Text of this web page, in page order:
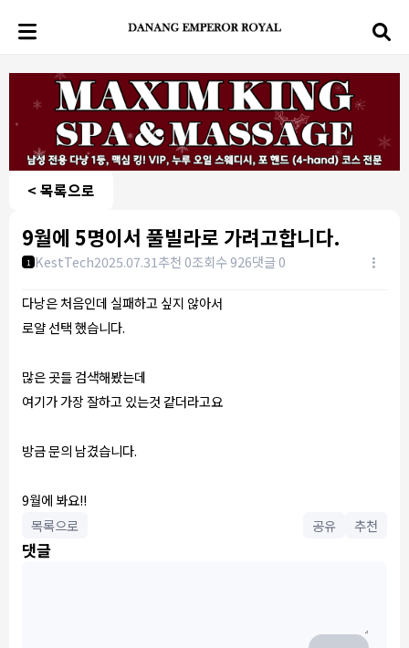
< 목록으로
9월에 5명이서 풀빌라로 가려고합니다.
1 KestTech2025.07.31추천 0조회수 926댓글 0
다낭은 처음인데 실패하고 싶지 않아서
로얄 선택 했습니다.
많은 곳들 검색해봤는데
여기가 가장 잘하고 있는것 같더라고요
방금 문의 남겼습니다.
9월에 봐요!!
목록으로
공유 추천
댓글